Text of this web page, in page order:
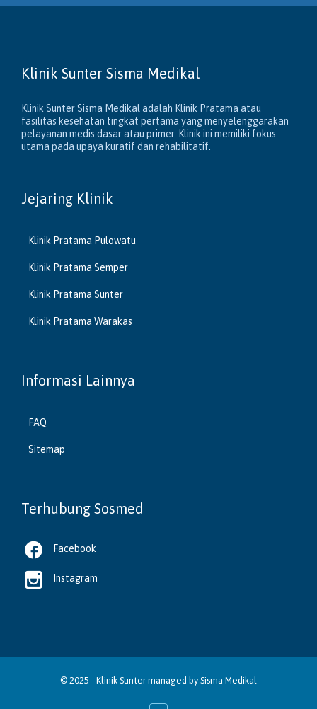
Klinik Sunter Sisma Medikal
Klinik Sunter Sisma Medikal adalah Klinik Pratama atau
fasilitas kesehatan tingkat pertama yang menyelenggarakan
pelayanan medis dasar atau primer. Klinik ini memiliki fokus
utama pada upaya kuratif dan rehabilitatif.
Jejaring Klinik
Klinik Pratama Pulowatu
Klinik Pratama Semper
Klinik Pratama Sunter
Klinik Pratama Warakas
Informasi Lainnya
FAQ
Sitemap
Terhubung Sosmed
 Facebook
 Instagram
© 2025 - Klinik Suntermanaged by Sisma Medikal